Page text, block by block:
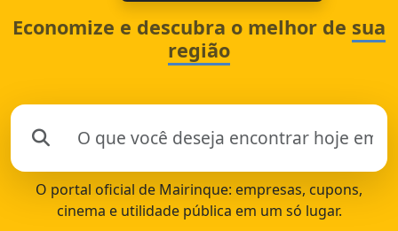
Economize e descubra o melhor de sua
região
O portal oficial de Mairinque: empresas, cupons,
cinema e utilidade pública em um só lugar.